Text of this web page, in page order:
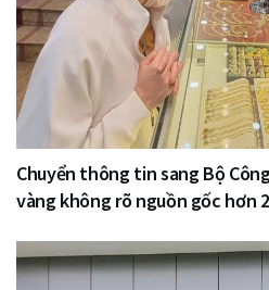
Chuyển thông tin sang Bộ
vàng không rõ nguồn gốc hơn